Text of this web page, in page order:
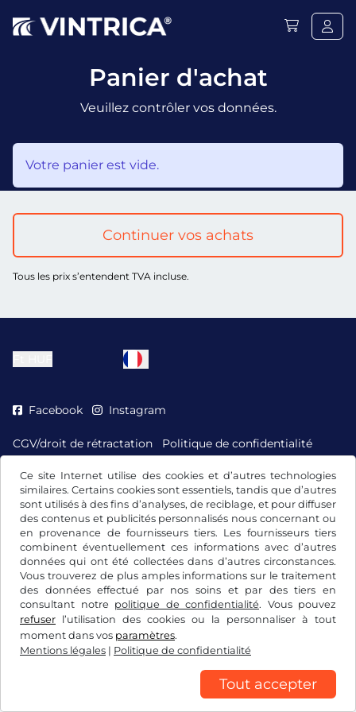
Ce site Internet utilise des cookies et d’autres technologies
similaires. Certains cookies sont essentiels, tandis que d’autres
sont utilisés à des fins d’analyses, de reciblage, et pour diffuser
des contenus et publicités personnalisés nous concernant ou
en provenance de fournisseurs tiers. Les fournisseurs tiers
combinent éventuellement ces informations avec d’autres
données qui ont été collectées dans d’autres circonstances.
Vous trouverez de plus amples informations sur le traitement
des données effectué par nos soins et par des tiers en
consultant notre politique de confidentialité. Vous pouvez
refuser l’utilisation des cookies ou la personnaliser à tout
moment dans vos paramètres.
Mentions légales | Politique de confidentialité
Tout accepter
Panier d'achat
Veuillez contrôler vos données.
Votre panier est vide.
Continuer vos achats
Tous les prix s’entendent TVA incluse.
Facebook Instagram
CGV/droit de rétractation
Politique de confidentialité